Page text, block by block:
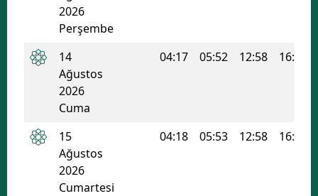
Kocaeli
2026
Perşembe
14
Ağustos
2026
Cuma
04:17 05:52 12:58 16:47
15
Ağustos
2026
Cumartesi
04:18 05:53 12:58 16:46